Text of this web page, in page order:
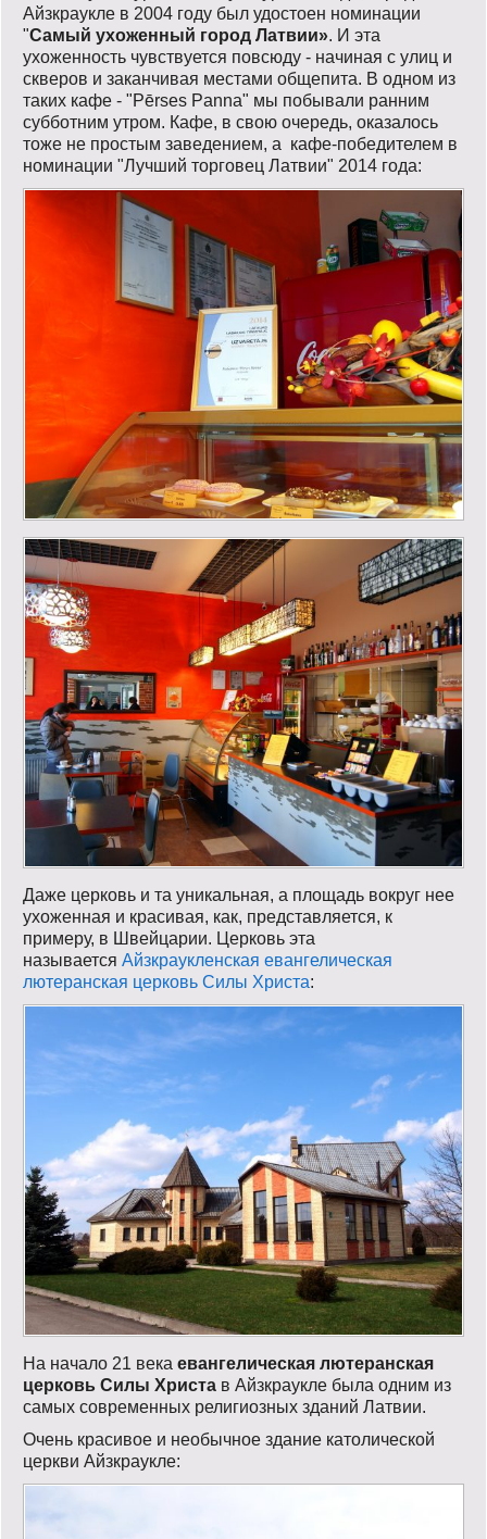
Айзкраукле в 2004 году был удостоен номинации
"Самый ухоженный город Латвии». И эта
ухоженность чувствуется повсюду - начиная с улиц и
скверов и заканчивая местами общепита. В одном из
таких кафе - "Pērses Panna" мы побывали ранним
субботним утром. Кафе, в свою очередь, оказалось
тоже не простым заведением, а кафе-победителем в
номинации "Лучший торговец Латвии" 2014 года:
Даже церковь и та уникальная, а площадь вокруг нее
ухоженная и красивая, как, представляется, к
примеру, в Швейцарии. Церковь эта
называется Айзкраукленская евангелическая
лютеранская церковь Силы Христа:
На начало 21 века евангелическая лютеранская
церковь Силы Христа в Айзкраукле была одним из
самых современных религиозных зданий Латвии.
Очень красивое и необычное здание католической
церкви Айзкраукле: